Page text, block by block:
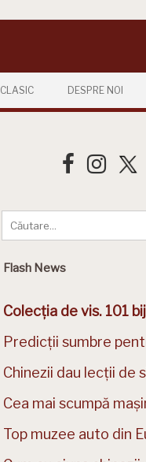
CLASIC DESPRE NOI
Flash News
Colecția de vis. 101
Predicții sumbre
Chinezii dau lecții de
Cea mai scumpă
Top muzee auto din